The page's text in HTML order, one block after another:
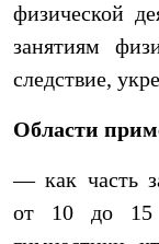
физической
занятиям
следствие,
Области
— как часть
от 10 до